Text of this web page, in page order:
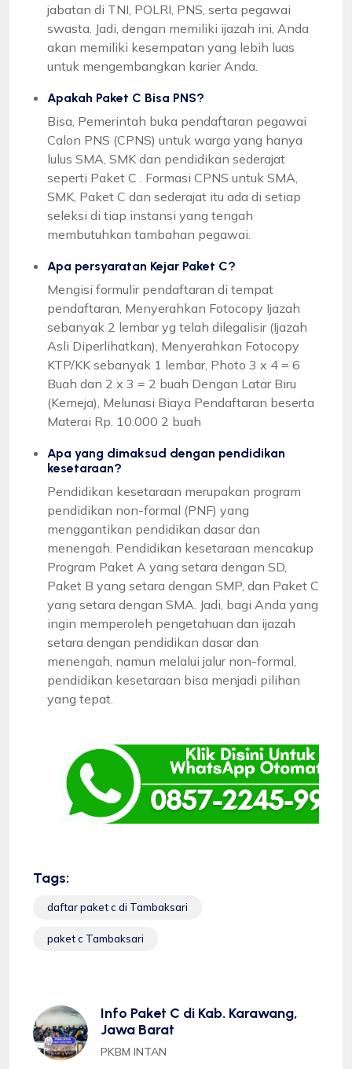
jabatan di TNI, POLRI, PNS, serta pegawai
swasta. Jadi, dengan memiliki ijazah ini, Anda
akan memiliki kesempatan yang lebih luas
untuk mengembangkan karier Anda.
Apakah Paket C Bisa PNS?
Bisa, Pemerintah buka pendaftaran pegawai
Calon PNS (CPNS) untuk warga yang hanya
lulus SMA, SMK dan pendidikan sederajat
seperti Paket C . Formasi CPNS untuk SMA,
SMK, Paket C dan sederajat itu ada di setiap
seleksi di tiap instansi yang tengah
membutuhkan tambahan pegawai.
Apa persyaratan Kejar Paket C?
Mengisi formulir pendaftaran di tempat
pendaftaran, Menyerahkan Fotocopy Ijazah
sebanyak 2 lembar yg telah dilegalisir (Ijazah
Asli Diperlihatkan), Menyerahkan Fotocopy
KTP/KK sebanyak 1 lembar, Photo 3 x 4 = 6
Buah dan 2 x 3 = 2 buah Dengan Latar Biru
(Kemeja), Melunasi Biaya Pendaftaran beserta
Materai Rp. 10.000 2 buah
Apa yang dimaksud dengan pendidikan
kesetaraan?
Pendidikan kesetaraan merupakan program
pendidikan non-formal (PNF) yang
menggantikan pendidikan dasar dan
menengah. Pendidikan kesetaraan mencakup
Program Paket A yang setara dengan SD,
Paket B yang setara dengan SMP, dan Paket C
yang setara dengan SMA. Jadi, bagi Anda yang
ingin memperoleh pengetahuan dan ijazah
setara dengan pendidikan dasar dan
menengah, namun melalui jalur non-formal,
pendidikan kesetaraan bisa menjadi pilihan
yang tepat.
Tags:
daftar paket c di Tambaksari
paket c Tambaksari
Info Paket C di Kab. Karawang,
Jawa Barat
PKBM INTAN